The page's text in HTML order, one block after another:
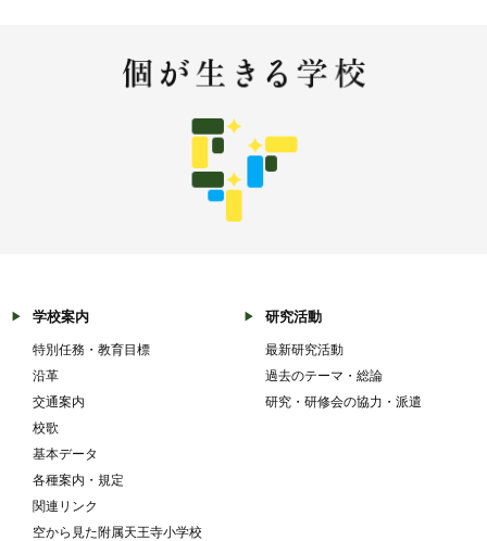
学校案内
特別任務・教育目標
沿革
交通案内
校歌
基本データ
各種案内・規定
関連リンク
空から見た附属天王寺小学校
研究活動
最新研究活動
過去のテーマ・総論
研究・研修会の協力・派遣